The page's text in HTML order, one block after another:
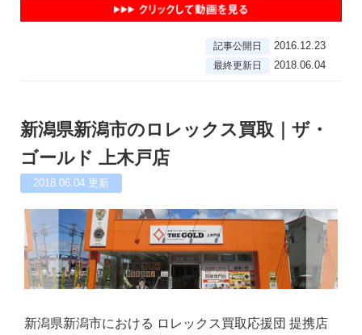
記事公開日 2016.12.23
最終更新日 2018.06.04
新潟県新潟市のロレックス買取｜ザ・
ゴールド 上木戸店
2018.06.04 更新
新潟県新潟市における ロレックス買取応援団 提携店